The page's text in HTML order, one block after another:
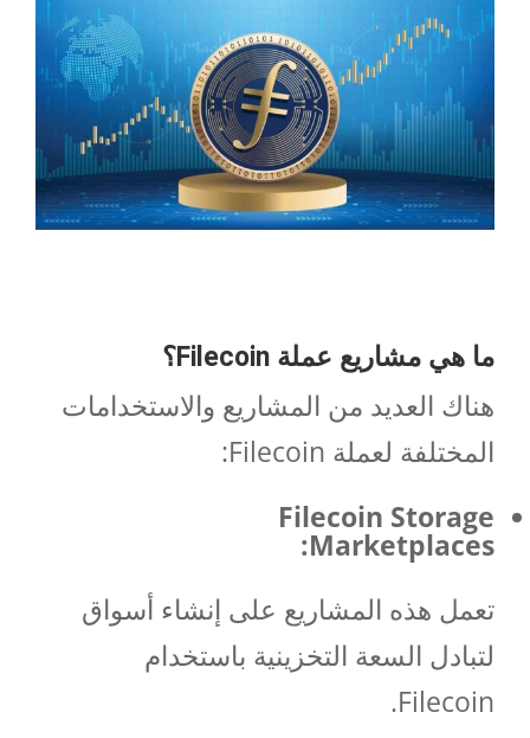
ما هي مشاريع عملة Filecoin؟
هناك العديد من المشاريع والاستخدامات
المختلفة لعملة Filecoin:
Filecoin Storage
Marketplaces:
تعمل هذه المشاريع على إنشاء أسواق
لتبادل السعة التخزينية باستخدام
Filecoin.